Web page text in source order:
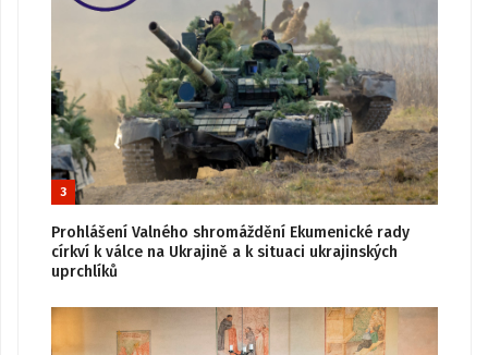
3
Prohlášení Valného shromáždění Ekumenické rady
církví k válce na Ukrajině a k situaci ukrajinských
uprchlíků